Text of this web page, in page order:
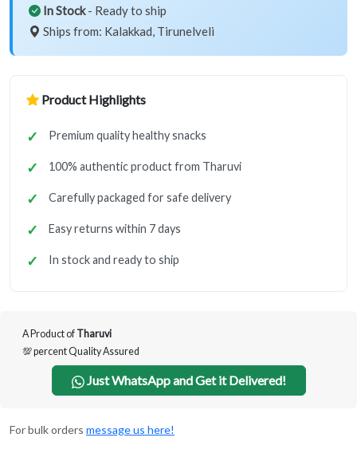
In Stock- Ready to ship
Ships from: Kalakkad, Tirunelveli
Product Highlights
Premium quality healthy snacks
100% authentic product from Tharuvi
Carefully packaged for safe delivery
Easy returns within 7 days
In stock and ready to ship
A Product of Tharuvi
💯 percent Quality Assured
Just WhatsApp and Get it Delivered!
For bulk orders message us here!